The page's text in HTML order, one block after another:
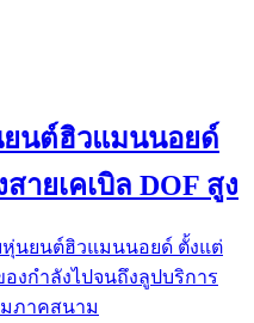
นต์ฮิวแมนนอยด์
ายเคเบิล DOF สูง
หุ่นยนต์ฮิวแมนนอยด์ ตั้งแต่
งกำลังไปจนถึงลูปบริการ
ภาคสนาม